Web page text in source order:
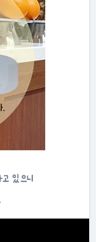
있으니